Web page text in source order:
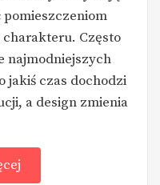
Często
najmodniejszych
jakiś czas dochodzi
a design zmienia